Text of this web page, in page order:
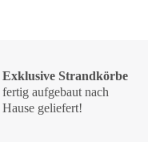
Exklusive Strandkörbe
fertig aufgebaut nach
Hause geliefert!